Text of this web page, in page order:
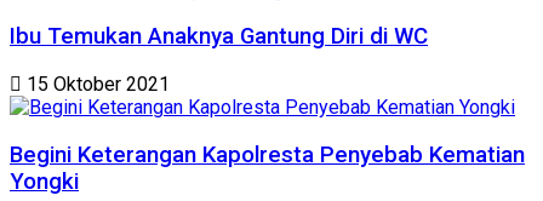
Ibu Temukan Anaknya Gantung Diri di WC
15 Oktober 2021
Begini Keterangan Kapolresta Penyebab Kematian
Yongki